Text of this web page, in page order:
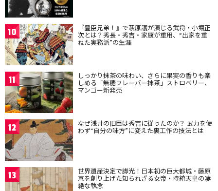
10 『豊臣兄弟！』で萩原護が演じる武将・小堀正
次とは？秀長・秀吉・家康が重用、“出家を重
ねた実務派”の生涯
11 しっかり抹茶の味わい、さらに果実の香りも楽
しめる「無糖フレーバー抹茶」ストロベリー、
マンゴー新発売
12 なぜ浅井の旧臣は秀吉に従ったのか？ 武力を使
わず“自分の味方”に変えた裏工作の技法とは
13 世界遺産決定で脚光！日本初の巨大都城・藤原
京を創り上げた知られざる女帝・持統天皇の凄
絶な執念